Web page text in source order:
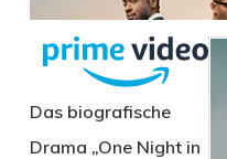
Das biografische
Drama „One Night in